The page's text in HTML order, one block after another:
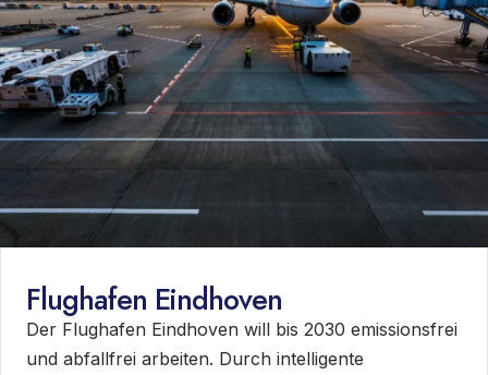
Flughafen Eindhoven
Der Flughafen Eindhoven will bis 2030 emissionsfrei
und abfallfrei arbeiten. Durch intelligente